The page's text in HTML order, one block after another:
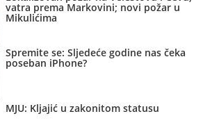
vatra prema Markovini; novi požar u
Mikulićima
Spremite se: Sljedeće godine nas čeka
poseban iPhone?
MJU: Kljajić u zakonitom statusu